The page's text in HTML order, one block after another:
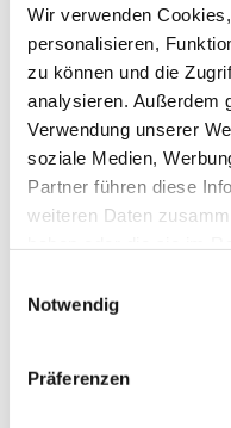
Wir verwenden
personalisieren,
zu können und die
analysieren. Außerdem
Verwendung unserer
soziale Medien,
Partner führen diese
weiteren Daten
Notwendig
Präferenzen